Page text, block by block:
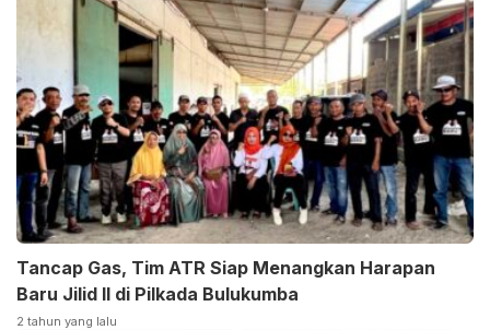
Tancap Gas, Tim ATR Siap Menangkan Harapan
Baru Jilid II di Pilkada Bulukumba
2 tahun yang lalu